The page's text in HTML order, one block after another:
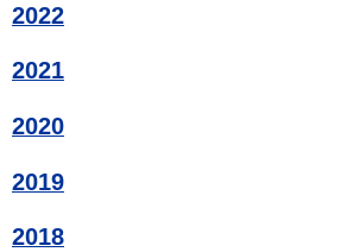
2022
2021
2020
2019
2018